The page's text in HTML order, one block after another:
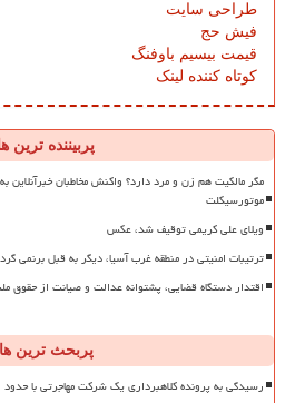
طراحی سایت
فیش حج
قیمت بیسیم باوفنگ
کوتاه کننده لینک
پربیننده ترین
مگر مالکیت هم زن و مرد دارد؟ واکنش مخاطبان خبرآنلاین
موتورسیکلت
ویلای علی کریمی توقیف شد، عکس
ترتیبات امنیتی در منطقه غرب آسیا، دیگر به قبل برنمی
اقتدار دستگاه قضایی، پشتوانه عدالت و صیانت از حقوق
پربحث ترین ها
رسیدگی به پرونده کلاهبرداری یک شرکت مهاجرتی با حدود ۳۰۰ شاکی در دادسرای تهران